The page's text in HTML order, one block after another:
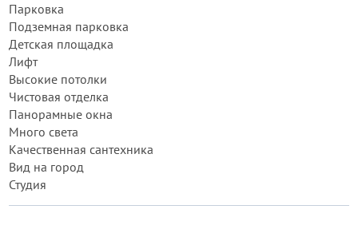
Парковка
Подземная парковка
Детская площадка
Лифт
Высокие потолки
Чистовая отделка
Панорамные окна
Много света
Качественная сантехника
Вид на город
Студия